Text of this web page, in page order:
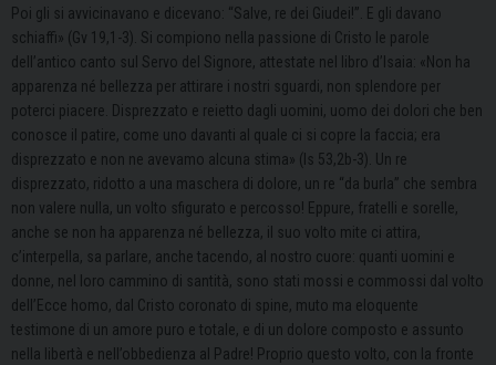
Poi gli si avvicinavano e dicevano: “Salve, re dei Giudei!”. E gli davano
schiaffi» (Gv 19,1-3). Si compiono nella passione di Cristo le parole
dell’antico canto sul Servo del Signore, attestate nel libro d’Isaia: «Non ha
apparenza né bellezza per attirare i nostri sguardi, non splendore per
poterci piacere. Disprezzato e reietto dagli uomini, uomo dei dolori che ben
conosce il patire, come uno davanti al quale ci si copre la faccia; era
disprezzato e non ne avevamo alcuna stima» (Is 53,2b-3). Un re
disprezzato, ridotto a una maschera di dolore, un re “da burla” che sembra
non valere nulla, un volto sfigurato e percosso! Eppure, fratelli e sorelle,
anche se non ha apparenza né bellezza, il suo volto mite ci attira,
c’interpella, sa parlare, anche tacendo, al nostro cuore: quanti uomini e
donne, nel loro cammino di santità, sono stati mossi e commossi dal volto
dell’Ecce homo, dal Cristo coronato di spine, muto ma eloquente
testimone di un amore puro e totale, e di un dolore composto e assunto
nella libertà e nell’obbedienza al Padre! Proprio questo volto, con la fronte